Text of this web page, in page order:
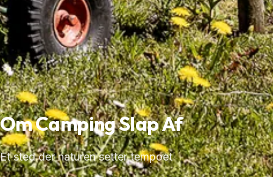
Om Camping Slap Af
Et sted der naturen setter tempoet